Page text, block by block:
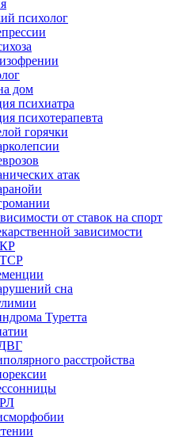
психолог
дом
психиатра
психотерапевта
горячки
атак
от ставок на спорт
зависимости
сна
Туретта
расстройства